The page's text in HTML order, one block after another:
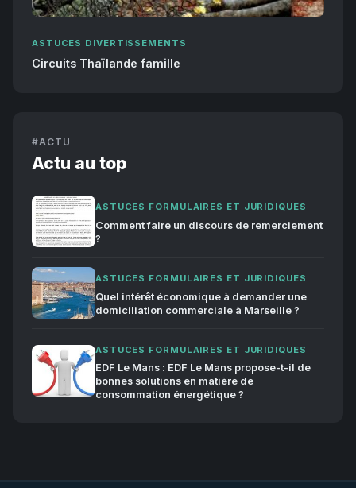
ASTUCES DIVERTISSEMENTS
Circuits Thaïlande famille
#ACTU
Actu au top
ASTUCES FORMULAIRES ET JURIDIQUES
Comment faire un discours de remerciement
?
ASTUCES FORMULAIRES ET JURIDIQUES
Quel intérêt économique à demander une
domiciliation commerciale à Marseille ?
ASTUCES FORMULAIRES ET JURIDIQUES
EDF Le Mans : EDF Le Mans propose-t-il de
bonnes solutions en matière de
consommation énergétique ?